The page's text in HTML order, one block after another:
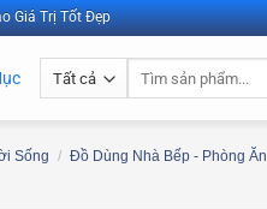
Giá Trị Tốt Đẹp
Sống / Đồ Dùng Nhà Bếp - Phòng Ăn